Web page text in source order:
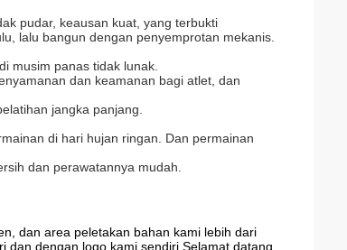
pudar, keausan kuat, yang terbukti
lalu bangun dengan penyemprotan mekanis.
musim panas tidak lunak.
dan keamanan bagi atlet, dan
jangka panjang.
di hari hujan ringan. Dan permainan
dan perawatannya mudah.
dan area peletakan bahan kami lebih dari
dan dengan logo kami sendiri.Selamat datang